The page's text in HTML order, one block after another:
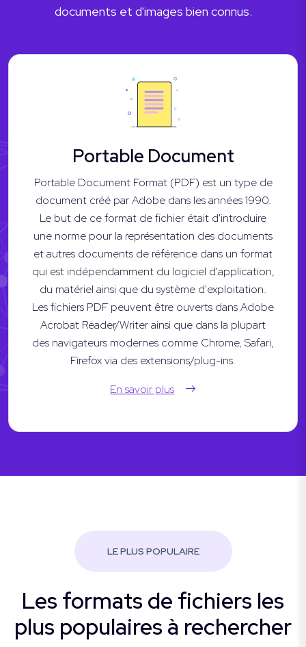
documents et d'images bien connus.
Portable Document
Portable Document Format (PDF) est un type de
document créé par Adobe dans les années 1990.
Le but de ce format de fichier était d'introduire
une norme pour la représentation des documents
et autres documents de référence dans un format
qui est indépendamment du logiciel d'application,
du matériel ainsi que du système d'exploitation.
Les fichiers PDF peuvent être ouverts dans Adobe
Acrobat Reader/Writer ainsi que dans la plupart
des navigateurs modernes comme Chrome, Safari,
Firefox via des extensions/plug-ins.
En savoir plus
LE PLUS POPULAIRE
Les formats de fichiers les
plus populaires à rechercher